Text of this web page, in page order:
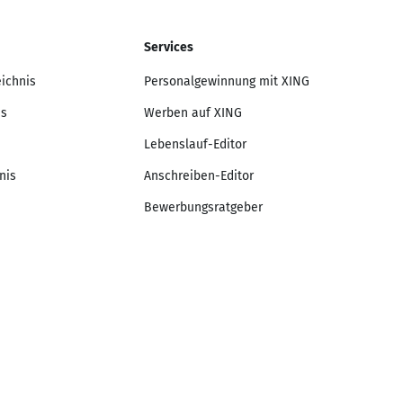
Services
Personalgewinnung mit XING
Werben auf XING
Lebenslauf-Editor
Anschreiben-Editor
Bewerbungsratgeber